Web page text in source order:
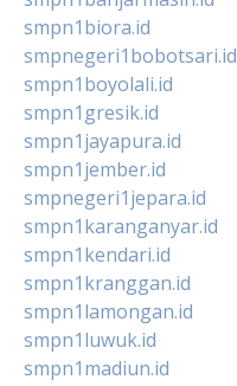
smpn1biora.id
smpnegeri1bobotsari.id
smpn1boyolali.id
smpn1gresik.id
smpn1jayapura.id
smpn1jember.id
smpnegeri1jepara.id
smpn1karanganyar.id
smpn1kendari.id
smpn1kranggan.id
smpn1lamongan.id
smpn1luwuk.id
smpn1madiun.id